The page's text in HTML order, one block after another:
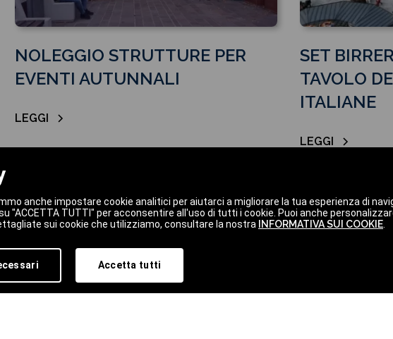
NOLEGGIO STRUTTURE PER
EVENTI AUTUNNALI
LEGGI
SET
TAVOLO
ITALIANE
LEGGI
anche impostare cookie analitici per aiutarci a migliorare la tua esperienza di
"ACCETTA TUTTI" per acconsentire all'uso di tutti i cookie. Puoi anche
sui cookie che utilizziamo, consultare la nostra
INFORMATIVA SUI COOKIE
Accetta tutti